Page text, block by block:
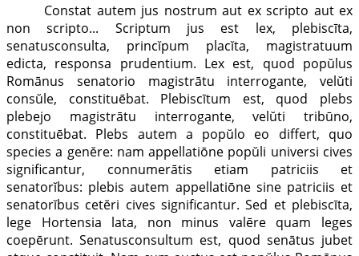
Constat autem jus nostrum aut ex scripto aut ex
non scripto... Scriptum jus est lex, plebiscīta,
senatusconsulta, princĭpum placĭta, magistratuum
edicta, responsa prudentium. Lex est, quod popŭlus
Romānus senatorio magistrātu interrogante, velŭti
consŭle, constituēbat. Plebiscītum est, quod plebs
plebejo magistrātu interrogante, velŭti tribūno,
constituēbat. Plebs autem a popŭlo eo differt, quo
species a genĕre: nam appellatiōne popŭli universi cives
significantur, connumerātis etiam patriciis et
senatorĭbus: plebis autem appellatiōne sine patriciis et
senatorĭbus cetĕri cives significantur. Sed et plebiscīta,
lege Hortensia lata, non minus valēre quam leges
coepērunt. Senatusconsultum est, quod senātus jubet